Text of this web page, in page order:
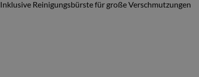
Inklusive Reinigungsbürste für große Verschmutzungen